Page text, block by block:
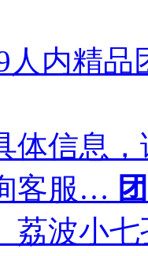
人内精
体信息
客服…
荔波小